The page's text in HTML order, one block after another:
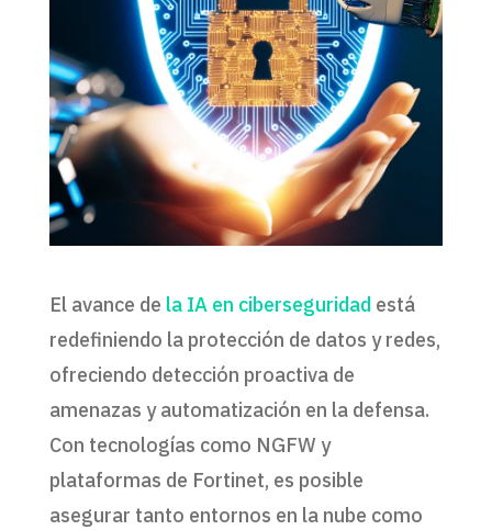
El avance de la IA en ciberseguridad está
redefiniendo la protección de datos y redes,
ofreciendo detección proactiva de
amenazas y automatización en la defensa.
Con tecnologías como NGFW y
plataformas de Fortinet, es posible
asegurar tanto entornos en la nube como